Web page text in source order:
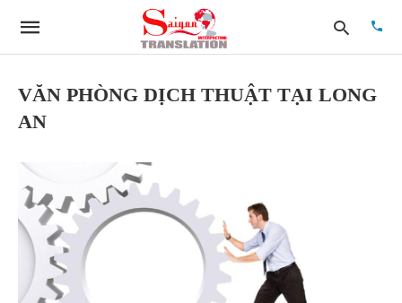
VĂN PHÒNG DỊCH THUẬT TẠI LONG
AN